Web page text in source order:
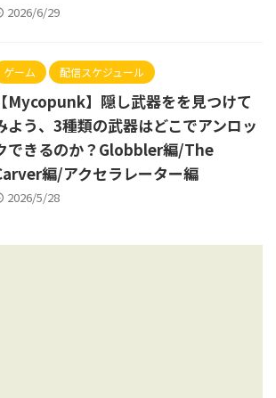
2026/6/29
ゲーム 配信スケジュール
【Mycopunk】隠し武器をを見つけて
よう、3種類の武器はどこでアンロッ
できるのか？Globbler編/The
編/アクセラレーター編
2026/5/28